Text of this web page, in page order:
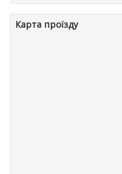
Карта проїзду